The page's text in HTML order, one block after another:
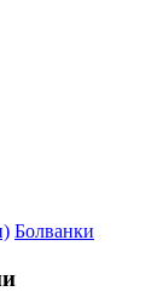
Болванки